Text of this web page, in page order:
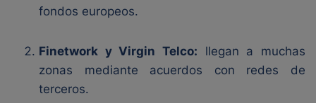
fondos europeos.
Finetwork y Virgin Telco: llegan a muchas
zonas mediante acuerdos con redes de
terceros.